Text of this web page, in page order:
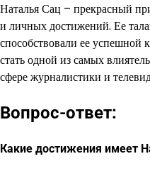
Наталья Сац – прекрасный
и личных достижений. Ее
способствовали ее успешной
стать одной из самых
сфере журналистики и
Вопрос-ответ:
Какие достижения имеет